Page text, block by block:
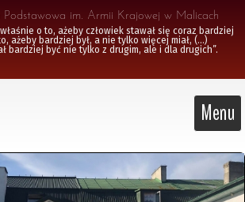
Podstawowa im. Armii Krajowej w Malicach
o to, ażeby człowiek stawał się coraz bardziej
ażeby bardziej był, a nie tylko więcej miał, (...)
bardziej być nie tylko z drugim, ale i dla drugich”.
Menu